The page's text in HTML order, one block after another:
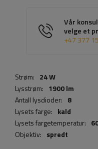
Vår
velge et
+47 377
Strøm: 24 W
Lysstrøm: 1900 lm
Antall lysdioder: 8
Lysets farge: kald
Lysets fargetemperatur:
Objektiv: spredt